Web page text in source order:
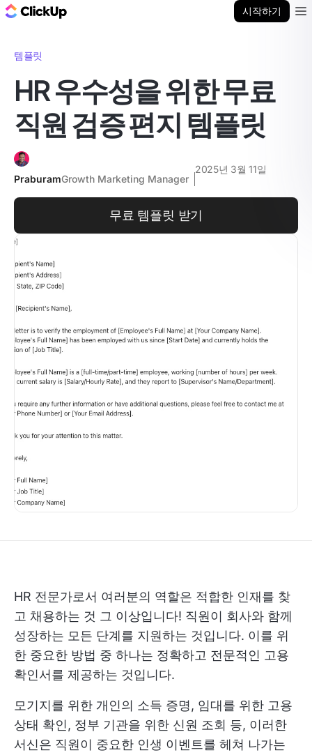
시작하기
템플릿
HR 우수성을 위한 무료
직원 검증 편지 템플릿
PraburamGrowth Marketing Manager
2025년 3월 11일
무료 템플릿 받기
HR 전문가로서 여러분의 역할은 적합한 인재를 찾
고 채용하는 것 그 이상입니다! 직원이 회사와 함께
성장하는 모든 단계를 지원하는 것입니다. 이를 위
한 중요한 방법 중 하나는 정확하고 전문적인 고용
확인서를 제공하는 것입니다.
모기지를 위한 개인의 소득 증명, 임대를 위한 고용
상태 확인, 정부 기관을 위한 신원 조회 등, 이러한
서신은 직원이 중요한 인생 이벤트를 헤쳐 나가는